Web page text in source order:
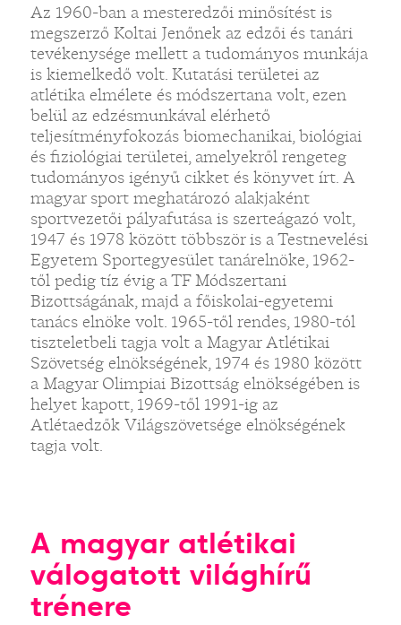
Az 1960-ban a mesteredzői minősítést is
megszerző Koltai Jenőnek az edzői és tanári
tevékenysége mellett a tudományos munkája
is kiemelkedő volt. Kutatási területei az
atlétika elmélete és módszertana volt, ezen
belül az edzésmunkával elérhető
teljesítményfokozás biomechanikai, biológiai
és fiziológiai területei, amelyekről rengeteg
tudományos igényű cikket és könyvet írt. A
magyar sport meghatározó alakjaként
sportvezetői pályafutása is szerteágazó volt,
1947 és 1978 között többször is a Testnevelési
Egyetem Sportegyesület tanárelnöke, 1962-
től pedig tíz évig a TF Módszertani
Bizottságának, majd a főiskolai-egyetemi
tanács elnöke volt. 1965-től rendes, 1980-tól
tiszteletbeli tagja volt a Magyar Atlétikai
Szövetség elnökségének, 1974 és 1980 között
a Magyar Olimpiai Bizottság elnökségében is
helyet kapott, 1969-től 1991-ig az
Atlétaedzők Világszövetsége elnökségének
tagja volt.
A magyar atlétikai
válogatott világhírű
trénere